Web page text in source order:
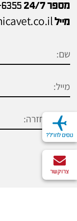
מספר 24/7
מייל
טסים לחו"ל?
צרו קשר